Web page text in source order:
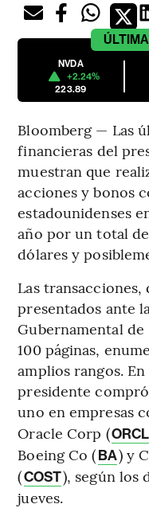
NVDA
+2.24%
223.89
Bloomberg — Las
financieras del
muestran que
acciones y bonos
estadounidenses
año por un total
dólares y
Las
presentados ante
Gubernamental de
100 páginas,
amplios rangos.
presidente
uno en empresas
Oracle Corp (ORCL
Boeing Co (BA) y
(COST), según los
jueves.